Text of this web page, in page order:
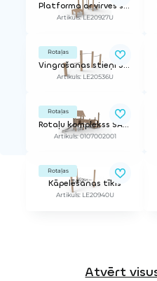
Platforma ar virves šķērsli
Artikuls: LE20927U
Rotaļas
Vingrošanas stieņi 3gb
Artikuls: LE20536U
Rotaļas
Rotaļu komplekss SANDSTER 950 RO
Artikuls: 0107002001
Rotaļas
Kāpelēšanas tīkls
Artikuls: LE20940U
Atvērt